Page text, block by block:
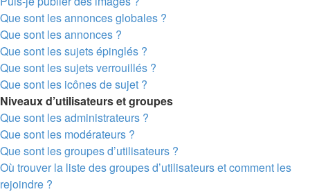
Que sont les annonces globales ?
Que sont les annonces ?
Que sont les sujets épinglés ?
Que sont les sujets verrouillés ?
Que sont les icônes de sujet ?
Niveaux d’utilisateurs et groupes
Que sont les administrateurs ?
Que sont les modérateurs ?
Que sont les groupes d’utilisateurs ?
Où trouver la liste des groupes d’utilisateurs et comment les
rejoindre ?